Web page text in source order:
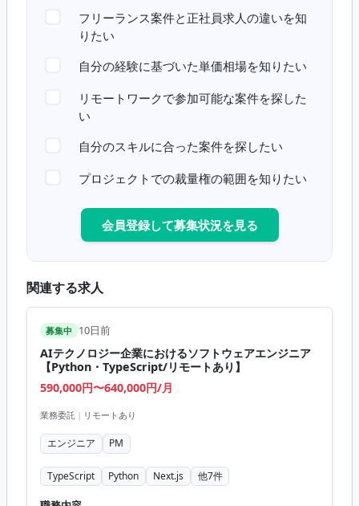
フリーランス案件と正社員求人の違いを知
りたい
自分の経験に基づいた単価相場を知りたい
リモートワークで参加可能な案件を探した
い
自分のスキルに合った案件を探したい
プロジェクトでの裁量権の範囲を知りたい
会員登録して募集状況を見る
関連する求人
募集中 10日前
AIテクノロジー企業におけるソフトウェアエンジニア
【Python・TypeScript/リモートあり】
590,000円〜640,000円/月
業務委託 | リモートあり
エンジニア PM
TypeScript Python Next.js 他7件